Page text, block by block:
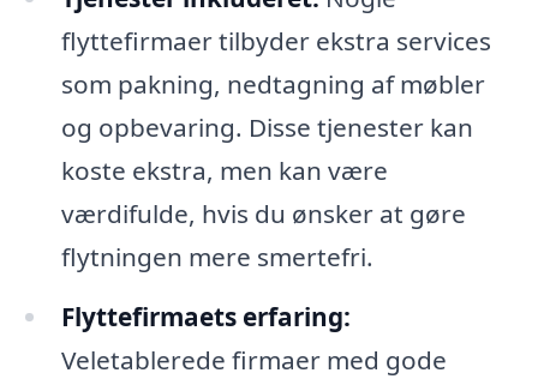
flyttefirmaer tilbyder ekstra services
som pakning, nedtagning af møbler
og opbevaring. Disse tjenester kan
koste ekstra, men kan være
værdifulde, hvis du ønsker at gøre
flytningen mere smertefri.
Flyttefirmaets erfaring:
Veletablerede firmaer med gode